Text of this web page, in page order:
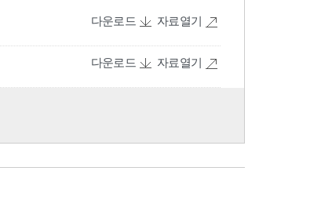
다운로드 자료열기
다운로드 자료열기